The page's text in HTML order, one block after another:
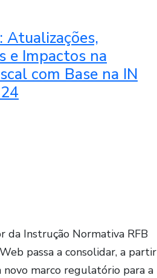
Atualizações,
e Impactos na
com Base na IN
da Instrução Normativa RFB
passa a consolidar, a partir
marco regulatório para a